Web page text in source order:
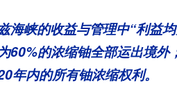
海峡的收益与管理中“利益均
60%的浓缩铀全部运出境外
年内的所有铀浓缩权利。